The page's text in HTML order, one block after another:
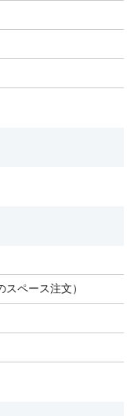
ペース注文）